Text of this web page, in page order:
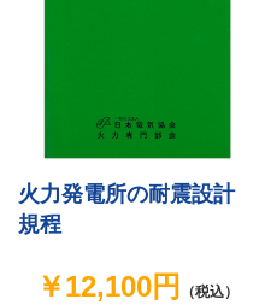
火力発電所の耐震設計
規程
￥12,100円 （税込）